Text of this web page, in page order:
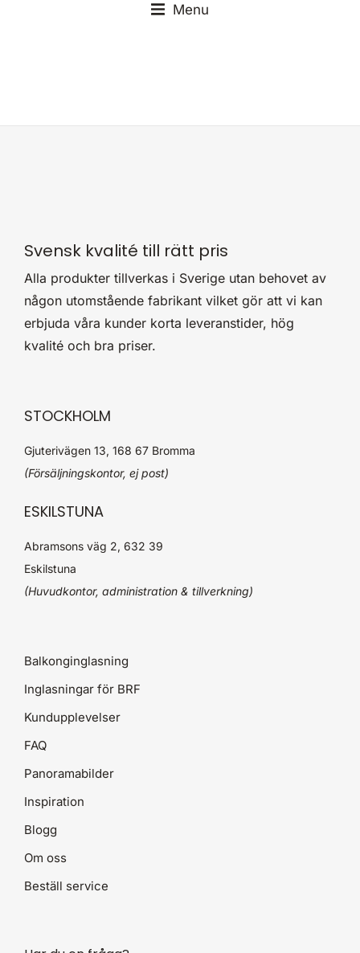
Menu
Svensk kvalité till rätt pris
Alla produkter tillverkas i Sverige utan behovet av
någon utomstående fabrikant vilket gör att vi kan
erbjuda våra kunder korta leveranstider, hög
kvalité och bra priser.
STOCKHOLM
Gjuterivägen 13, 168 67 Bromma
(Försäljningskontor, ej post)
ESKILSTUNA
Abramsons väg 2, 632 39
Eskilstuna
(Huvudkontor, administration & tillverkning)
Balkonginglasning
Inglasningar för BRF
Kundupplevelser
FAQ
Panoramabilder
Inspiration
Blogg
Om oss
Beställ service